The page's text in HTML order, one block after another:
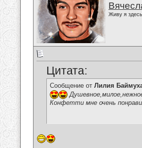
Живу я здесь
Цитата:
Сообщение от Лилия
Конфетти мне очень